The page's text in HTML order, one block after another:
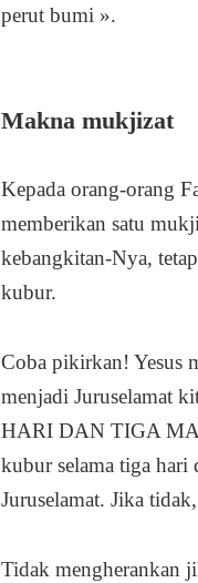
perut bumi ».
Makna mukjizat
Kepada orang-orang
memberikan satu
kebangkitan-Nya,
kubur.
Coba pikirkan! Yesus
menjadi Juruselamat
HARI DAN TIGA
kubur selama tiga hari
Juruselamat. Jika
Tidak mengherankan